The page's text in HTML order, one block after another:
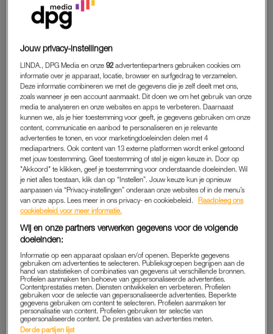
Ook haar aanstaande, Sarath, is niet vies van een beetje
gezelligheid. De 40-jarige prins carnaval heeft veel vrienden en
sinds zijn adoptie in Schinveld en is “niet van plan om er ooit
weg te gaan.” Hoewel: “Alleen voor de liefde misschien.”
MAMA WEET HET BETER
Voordat Malou en Sarath met elkaar trouwen, mogen ze elkaar
natuurlijk niet zien. Maar de moeder van Malou mag wél voor
een korte ontmoeting naar de kamer van haar aanstaande
schoonzoon.
Op zowel het gezicht van moeder Cisca als Sarath verschijnt
een grote glimlach als ze elkaar voor het eerst zien. Ze geven
elkaar gretig een hand, wanhopig om zo veel mogelijk te
weten te komen over de match. Cisca wil Sarath gelijk het
hemd van het lijf vragen, maar door de beperkte tijd moet ze
al snel weer vertrekken.
Oud 'MAFS'-deelneemster
Milly bevallen: 'Grote
avonturen beginnen klein'
Jouw privacy-instellingen
LINDA., DPG Media en onze92 advertentiepartners gebruiken cookies om
informatie over je apparaat, locatie, browser en surfgedrag te verzamelen.
Deze informatie combineren we met de gegevens die je zelf deelt met ons,
zoals wanneer je een account aanmaakt. Dit doen we om het gebruik van onze
media te analyseren en onze websites en apps te verbeteren. Daarnaast
kunnen we, als je hier toestemming voor geeft, je gegevens gebruiken om onze
content, communicatie en aanbod te personaliseren en je relevante
advertenties te tonen, en voor marketingdoeleinden delen met 4
mediapartners. Ook content van 13 externe platformen wordt enkel getoond
met jouw toestemming. Geef toestemming of stel je eigen keuze in. Door op
"Akkoord" te klikken, geef je toestemming voor onderstaande doeleinden. Wil
je niet alles toestaan, klik dan op “Instellen”. Jouw keuze kun je opnieuw
aanpassen via “Privacy-instellingen” onderaan onze websites of in de menu’s
van onze apps. Lees meer in ons privacy- en cookiebeleid.
Raadpleeg ons
cookiebeleid voor meer informatie.
Wij en onze partners verwerken gegevens voor de volgende
doeleinden:
Informatie op een apparaat opslaan en/of openen. Beperkte gegevens
gebruiken om advertenties te selecteren. Publieksgroepen begrijpen aan de
hand van statistieken of combinaties van gegevens uit verschillende bronnen.
Profielen aanmaken ten behoeve van gepersonaliseerde advertenties.
Contentprestaties meten. Diensten ontwikkelen en verbeteren. Profielen
gebruiken voor de selectie van gepersonaliseerde advertenties. Beperkte
gegevens gebruiken om content te selecteren. Profielen aanmaken ter
personalisatie van content. Profielen gebruiken ter selectie van
gepersonaliseerde content. De prestaties van advertenties meten.
Derde partijen lijst